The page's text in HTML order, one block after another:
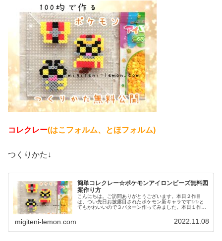
コレクレー(はこフォルム、とほフォルム)
つくりかた↓
簡単コレクレー☆ポケモンアイロンビーズ無料図
案作り方
こんにちは。ご訪問ありがとうございます。本日２作目
は、つい先日お披露目されたポケモン新キャラです✨✨と
てもかわいいので３パターン作ってみました。本日１作目
migiteni-lemon.com 2022.11.08